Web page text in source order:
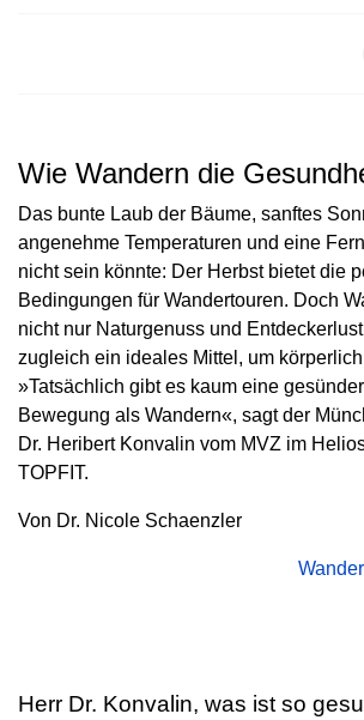
Wie Wandern die
Das bunte Laub der Bäume, sanftes
angenehme Temperaturen und eine
nicht sein könnte: Der Herbst bietet die
Bedingungen für Wandertouren. Doch
nicht nur Naturgenuss und
zugleich ein ideales Mittel, um
»Tatsächlich gibt es kaum eine
Bewegung als Wandern«, sagt der
Dr. Heribert Konvalin vom MVZ im
TOPFIT.
Von Dr. Nicole Schaenzler
Herr Dr. Konvalin, was ist so